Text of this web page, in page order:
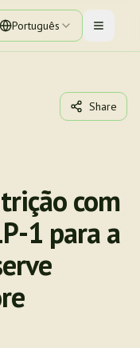
Português Toggle
Share
com
1 para a